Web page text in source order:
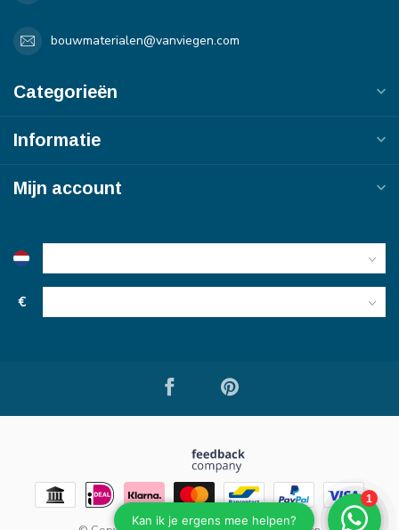
bouwmaterialen@vanviegen.com
Categorieën
Informatie
Mijn account
€